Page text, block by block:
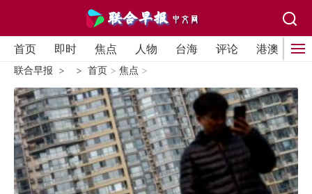
首页 即时 焦点 人物 台海 评论 港澳 国
联合早报 首页 > 焦点 >